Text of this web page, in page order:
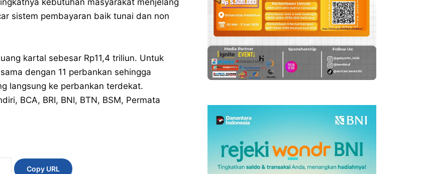
kebutuhan masyarakat menjelang
sistem pembayaran baik tunai dan non
kartal sebesar Rp11,4 triliun. Untuk
dengan 11 perbankan sehingga
langsung ke perbankan terdekat.
BCA, BRI, BNI, BTN, BSM, Permata
Copy URL